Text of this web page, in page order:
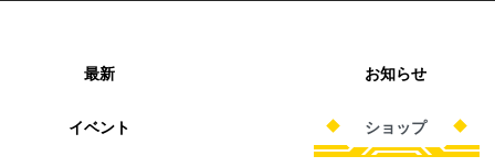
最新 お知らせ
イベント ショップ